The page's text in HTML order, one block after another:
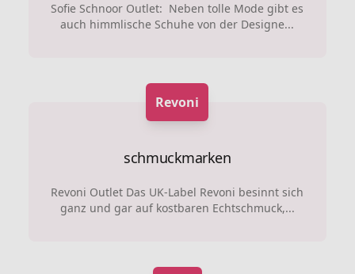
Sofie Schnoor Outlet: Neben tolle Mode gibt es
auch himmlische Schuhe von der Designe...
Revoni
schmuckmarken
Revoni Outlet Das UK-Label Revoni besinnt sich
ganz und gar auf kostbaren Echtschmuck,...